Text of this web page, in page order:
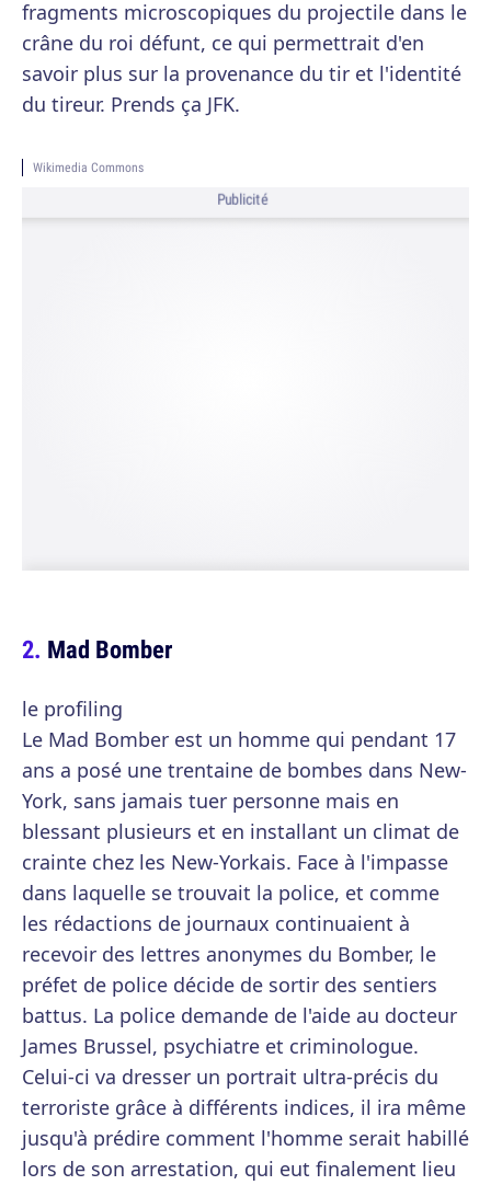
fragments microscopiques du projectile dans le
crâne du roi défunt, ce qui permettrait d'en
savoir plus sur la provenance du tir et l'identité
du tireur. Prends ça JFK.
Wikimedia Commons
Publicité
Mad Bomber
le profiling
Le Mad Bomber est un homme qui pendant 17
ans a posé une trentaine de bombes dans New-
York, sans jamais tuer personne mais en
blessant plusieurs et en installant un climat de
crainte chez les New-Yorkais. Face à l'impasse
dans laquelle se trouvait la police, et comme
les rédactions de journaux continuaient à
recevoir des lettres anonymes du Bomber, le
préfet de police décide de sortir des sentiers
battus. La police demande de l'aide au docteur
James Brussel, psychiatre et criminologue.
Celui-ci va dresser un portrait ultra-précis du
terroriste grâce à différents indices, il ira même
jusqu'à prédire comment l'homme serait habillé
lors de son arrestation, qui eut finalement lieu